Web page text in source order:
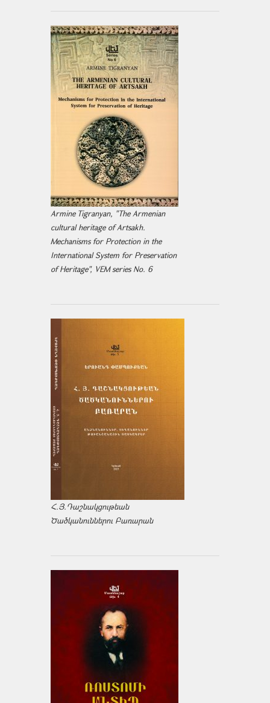
Armine Tigranyan, "The Armenian
cultural heritage of Artsakh.
Mechanisms for Protection in the
International System for Preservation
of Heritage", VEM series No. 6
Հ.Յ.Դաշնակցութեան
Ծածկանուններու Բառարան